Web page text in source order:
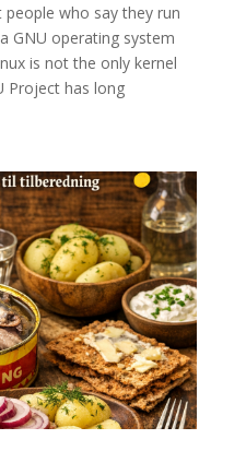
people who say they run
GNU operating system
is not the only kernel
Project has long